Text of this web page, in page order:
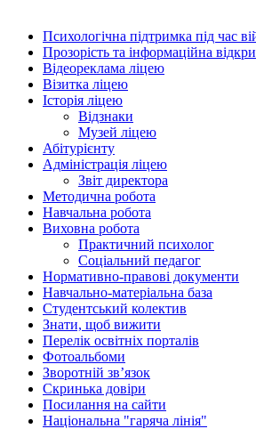
Психологічна підтримка під час
Прозорість та інформаційна
Відеореклама ліцею
Візитка ліцею
Історія ліцею
Відзнаки
Музей ліцею
Абітурієнту
Адміністрація ліцею
Звіт директора
Методична робота
Навчальна робота
Виховна робота
Практичний психолог
Соціальний педагог
Нормативно-правові документи
Навчально-матеріальна база
Студентський колектив
Знати, щоб вижити
Перелік освітніх порталів
Фотоальбоми
Зворотній зв’язок
Скринька довіри
Посилання на сайти
Національна "гаряча лінія"